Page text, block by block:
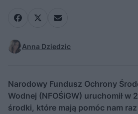
Anna Dziedzic
Narodowy Fundusz Ochrony
Wodnej (NFOŚiGW) uruchomił w
środki, które mają pomóc nam